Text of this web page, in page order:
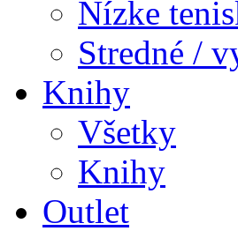
Nízke
Stredné /
Knihy
Všetky
Knihy
Outlet